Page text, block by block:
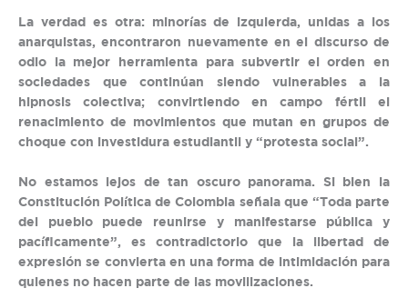
La verdad es otra: minorías de izquierda, unidas a los
anarquistas, encontraron nuevamente en el discurso de
odio la mejor herramienta para subvertir el orden en
sociedades que continúan siendo vulnerables a la
hipnosis colectiva; convirtiendo en campo fértil el
renacimiento de movimientos que mutan en grupos de
choque con investidura estudiantil y “protesta social”.
No estamos lejos de tan oscuro panorama. Si bien la
Constitución Política de Colombia señala que “Toda parte
del pueblo puede reunirse y manifestarse pública y
pacíficamente”, es contradictorio que la libertad de
expresión se convierta en una forma de intimidación para
quienes no hacen parte de las movilizaciones.